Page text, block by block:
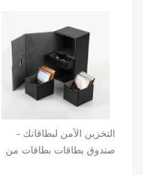
التخزين الآمن لبطاقاتك -
صندوق بطاقات بطاقات من